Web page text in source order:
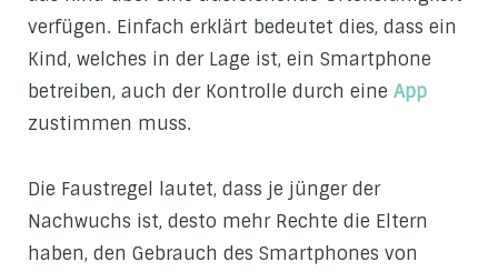
verfügen. Einfach erklärt bedeutet dies, dass ein
Kind, welches in der Lage ist, ein Smartphone
betreiben, auch der Kontrolle durch eine App
zustimmen muss.
Die Faustregel lautet, dass je jünger der
Nachwuchs ist, desto mehr Rechte die Eltern
haben, den Gebrauch des Smartphones von